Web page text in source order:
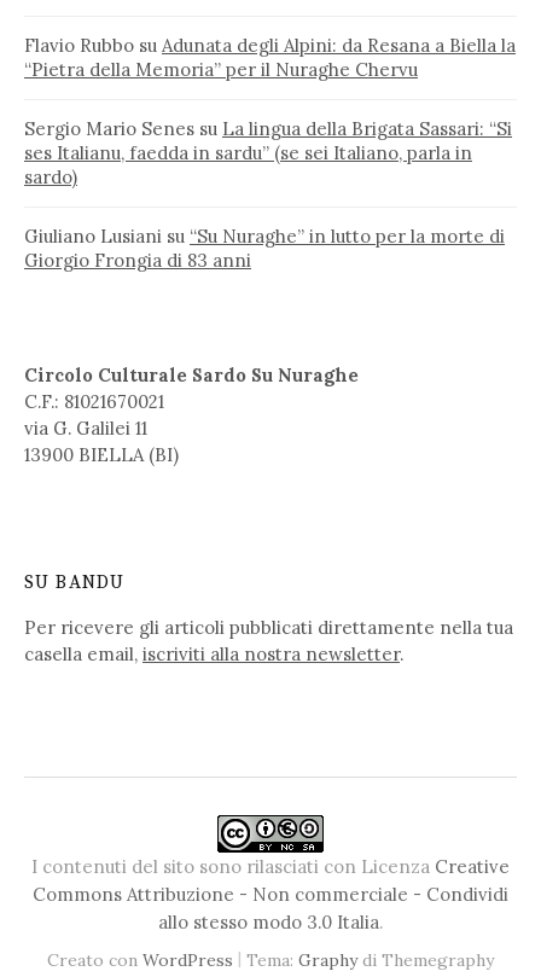
Flavio Rubbo su Adunata degli Alpini: da Resana a Biella la
“Pietra della Memoria” per il Nuraghe Chervu
Sergio Mario Senes su La lingua della Brigata Sassari: “Si
ses Italianu, faedda in sardu” (se sei Italiano, parla in
sardo)
Giuliano Lusiani su “Su Nuraghe” in lutto per la morte di
Giorgio Frongia di 83 anni
Circolo Culturale Sardo Su Nuraghe
C.F.: 81021670021
via G. Galilei 11
13900 BIELLA (BI)
SU BANDU
Per ricevere gli articoli pubblicati direttamente nella tua
casella email, iscriviti alla nostra newsletter.
I contenuti del sito sono rilasciati con Licenza Creative
Commons Attribuzione - Non commerciale - Condividi
allo stesso modo 3.0 Italia.
Creato con WordPress | Tema: Graphydi Themegraphy